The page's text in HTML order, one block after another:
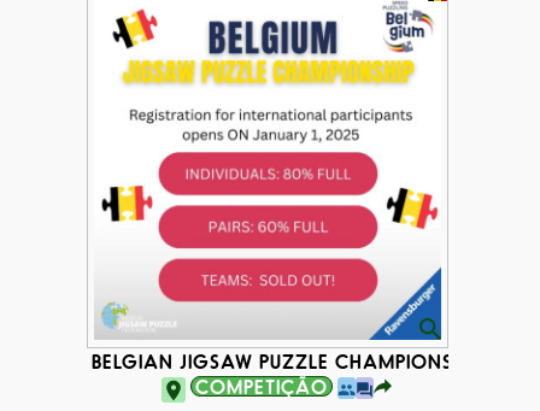
BELGIAN JIGSAW PUZZLE CHAMPIONSHIP 2025
COMPETIÇÃO